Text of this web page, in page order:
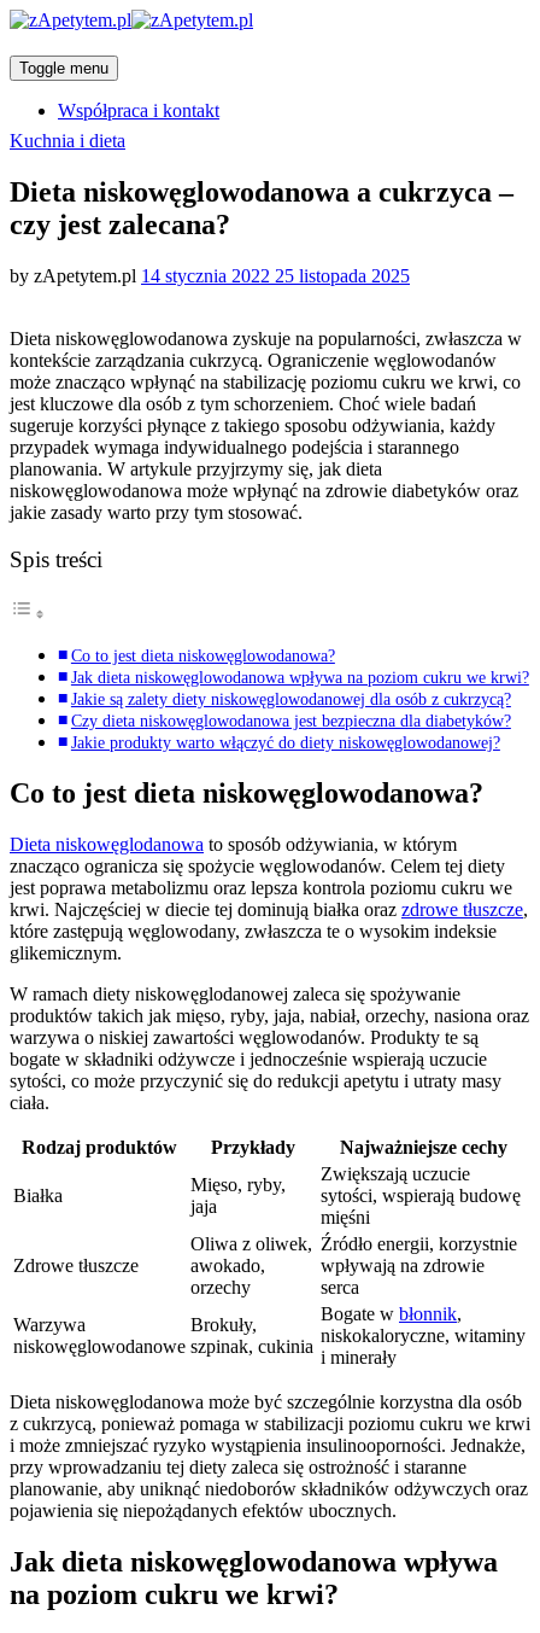
Toggle menu
Współpraca i kontakt
Categories
Kuchnia i dieta
Dieta niskowęglowodanowa a cukrzyca –
czy jest zalecana?
by zApetytem.pl Posted
14 stycznia 2022 25 listopada 2025
Dieta niskowęglowodanowa zyskuje na popularności, zwłaszcza w
kontekście zarządzania cukrzycą. Ograniczenie węglowodanów
może znacząco wpłynąć na stabilizację poziomu cukru we krwi, co
jest kluczowe dla osób z tym schorzeniem. Choć wiele badań
sugeruje korzyści płynące z takiego sposobu odżywiania, każdy
przypadek wymaga indywidualnego podejścia i starannego
planowania. W artykule przyjrzymy się, jak dieta
niskowęglowodanowa może wpłynąć na zdrowie diabetyków oraz
jakie zasady warto przy tym stosować.
Spis treści
Co to jest dieta niskowęglowodanowa?
Jak dieta niskowęglowodanowa wpływa na poziom cukru we krwi?
Jakie są zalety diety niskowęglowodanowej dla osób z cukrzycą?
Czy dieta niskowęglowodanowa jest bezpieczna dla diabetyków?
Jakie produkty warto włączyć do diety niskowęglowodanowej?
Co to jest dieta niskowęglowodanowa?
Dieta niskowęglodanowa to sposób odżywiania, w którym
znacząco ogranicza się spożycie węglowodanów. Celem tej diety
jest poprawa metabolizmu oraz lepsza kontrola poziomu cukru we
krwi. Najczęściej w diecie tej dominują białka oraz zdrowe tłuszcze,
które zastępują węglowodany, zwłaszcza te o wysokim indeksie
glikemicznym.
W ramach diety niskowęglodanowej zaleca się spożywanie
produktów takich jak mięso, ryby, jaja, nabiał, orzechy, nasiona oraz
warzywa o niskiej zawartości węglowodanów. Produkty te są
bogate w składniki odżywcze i jednocześnie wspierają uczucie
sytości, co może przyczynić się do redukcji apetytu i utraty masy
ciała.
Rodzaj produktów Przykłady Najważniejsze cechy
Białka
Mięso, ryby,
jaja
Zwiększają uczucie
sytości, wspierają budowę
mięśni
Zdrowe tłuszcze
Oliwa z oliwek,
awokado,
orzechy
Źródło energii, korzystnie
wpływają na zdrowie
serca
Warzywa
niskowęglowodanowe
Brokuły,
szpinak, cukinia
Bogate w błonnik,
niskokaloryczne, witaminy
i minerały
Dieta niskowęglodanowa może być szczególnie korzystna dla osób
z cukrzycą, ponieważ pomaga w stabilizacji poziomu cukru we krwi
i może zmniejszać ryzyko wystąpienia insulinooporności. Jednakże,
przy wprowadzaniu tej diety zaleca się ostrożność i staranne
planowanie, aby uniknąć niedoborów składników odżywczych oraz
pojawienia się niepożądanych efektów ubocznych.
Jak dieta niskowęglowodanowa wpływa
na poziom cukru we krwi?